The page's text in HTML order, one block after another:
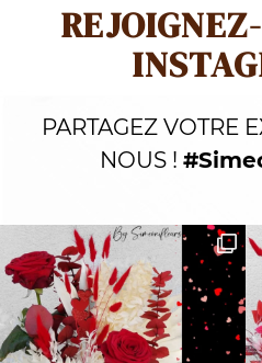
PARTAGEZ VOTRE
NOUS !